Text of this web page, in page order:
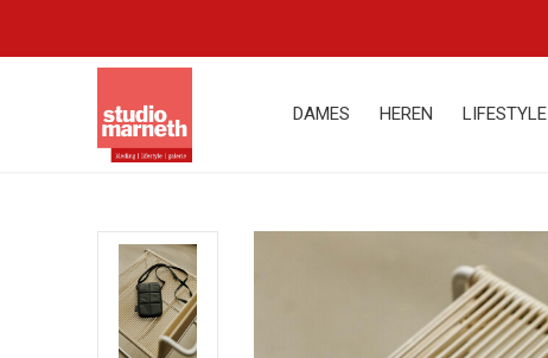
DAMES HEREN LIFESTYLE